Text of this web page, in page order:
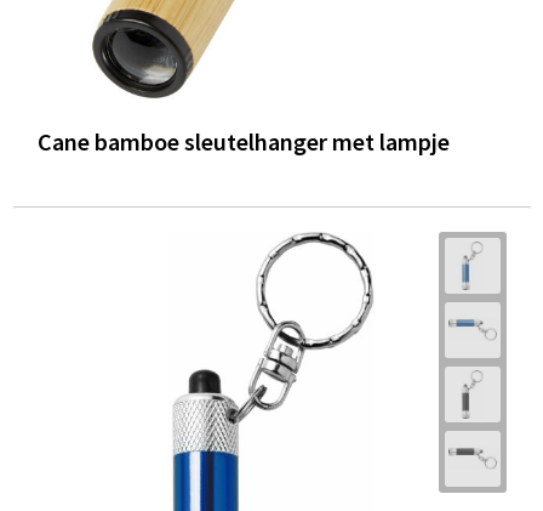
Cane bamboe sleutelhanger met lampje